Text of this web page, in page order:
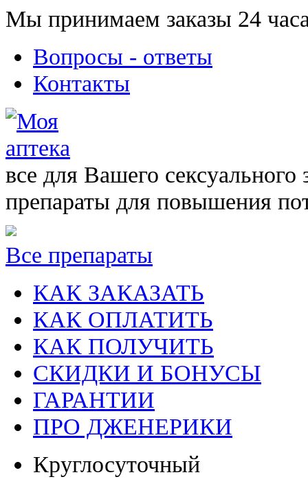
Мы принимаем заказы 24
Вопросы - ответы
Контакты
все для Вашего сексуального
препараты для повышения
Все препараты
КАК ЗАКАЗАТЬ
КАК ОПЛАТИТЬ
КАК ПОЛУЧИТЬ
СКИДКИ И БОНУСЫ
ГАРАНТИИ
ПРО ДЖЕНЕРИКИ
Круглосуточный